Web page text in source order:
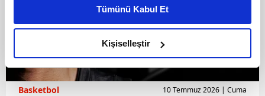
daha iyi reklam deneyimi yaşatabiliriz. Bunu yaparken
amacımızın size daha iyi bir reklam deneyimi sunmak
olduğunu ve sizlere en iyi içerikleri sunabilmek adına
elimizden gelen çabayı gösterdiğimizi ve bu noktada,
reklamların maliyetlerimizi karşılamak noktasında tek gelir
kalemimiz olduğunu sizlere hatırlatmak isteriz.
Tümünü Kabul Et
Kişiselleştir
Basketbol 10 Temmuz 2026 | Cuma